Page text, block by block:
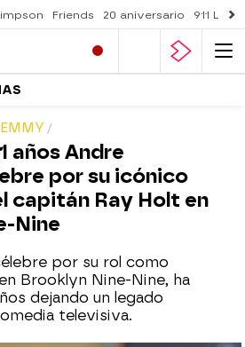
Friends 20 aniversario 911
años Andre
por su icónico
capitán Ray Holt en
Nine
por su rol como
Brooklyn Nine-Nine, ha
dejando un legado
televisiva.